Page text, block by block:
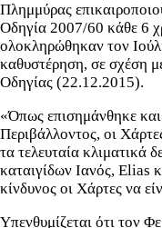
Πλημμύρας
Οδηγία 2007/60 κάθε 6
ολοκληρώθηκαν τον
καθυστέρηση, σε σχέση
Οδηγίας (22.12.2015).
«Όπως επισημάνθηκε
Περιβάλλοντος, οι
τα τελευταία κλιματικά
καταιγίδων Ιανός, Elias
κίνδυνος οι Χάρτες να
Υπενθυμίζεται ότι τον